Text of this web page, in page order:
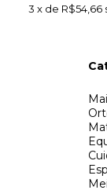
3 x de R$54,66